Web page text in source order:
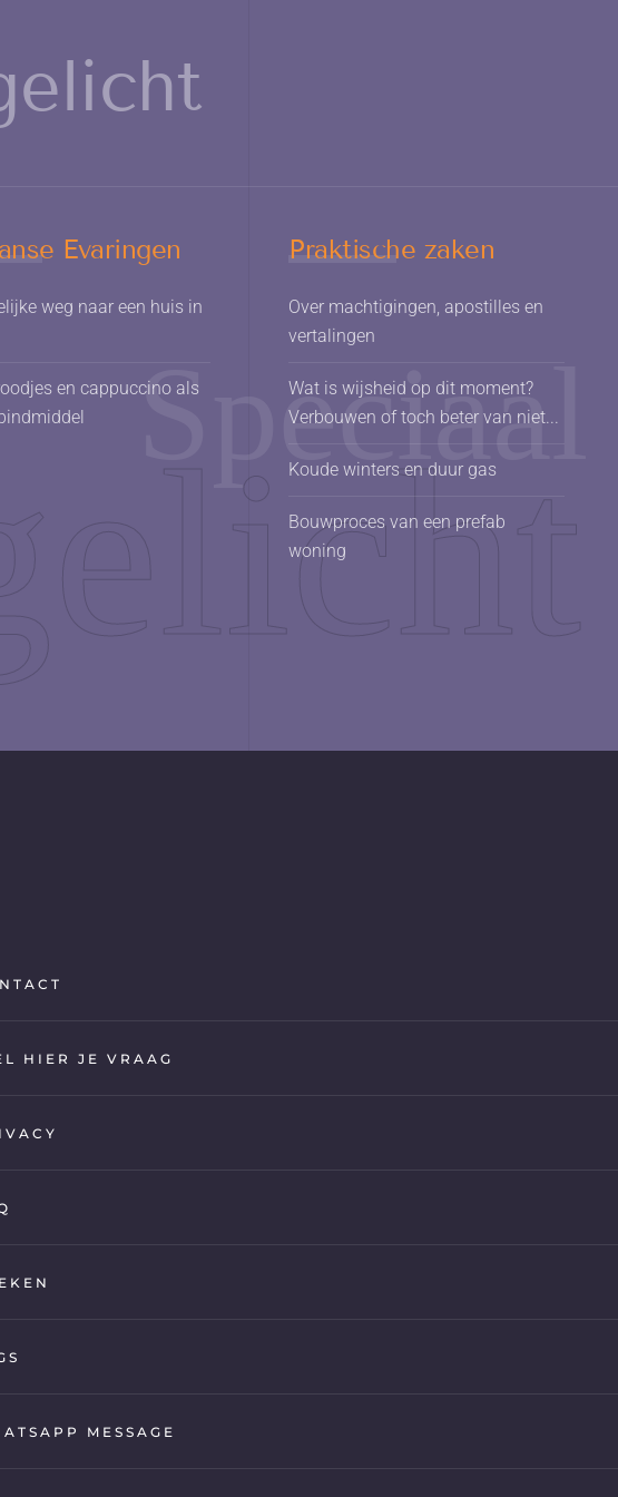
Evaringen
weg naar een huis in
en cappuccino als
Praktische zaken
Over machtigingen, apostilles en
vertalingen
Wat is wijsheid op dit moment?
Verbouwen of toch beter van niet...
Koude winters en duur gas
Bouwproces van een prefab
woning
HIER JE VRAAG
MESSAGE